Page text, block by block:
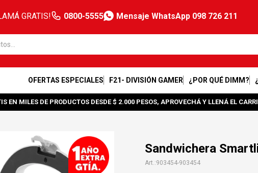
GRATIS! 0800-5555 Mensaje WhatsApp 098 726 211
OFERTAS ESPECIALES F21- DIVISIÓN GAMER ¿POR QUÉ DIMM?
EN MILES DE PRODUCTOS DESDE $ 2.000 PESOS, APROVECHÁ Y LLENÁ EL
Sandwichera
903454-903454